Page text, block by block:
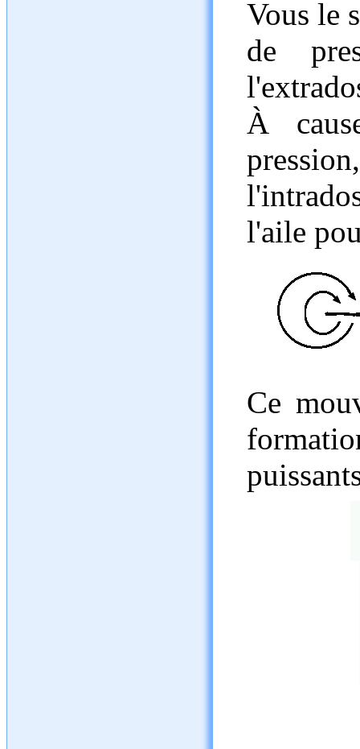
Vous le
de
À
l'aile
Ce